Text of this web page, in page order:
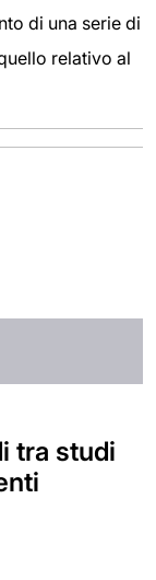
di una serie di
relativo al
tra studi